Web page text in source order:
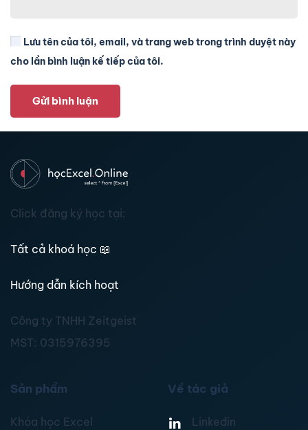
Lưu tên của tôi, email, và trang web trong trình duyệt này
cho lần bình luận kế tiếp của tôi.
Gửi bình luận
Click đăng ký học tại:
Tất cả khoá học 📖
Hướng dẫn kích hoạt
Công ty TNHH Zeitgeist
MST: 0315976395
Sản phẩm
Khóa học Excel
Về tác giả
Linkedin